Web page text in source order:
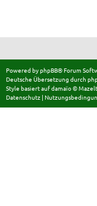
Powered byphpBB® Forum
Deutsche Übersetzung durch
Style basiert aufdamaïo ©
Datenschutz |